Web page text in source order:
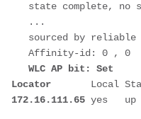
state complete,
   ...
sourced by
   Affinity-id: 0 , 0
WLC AP bit: Set
Locator
Local
172.16.111.65 yes